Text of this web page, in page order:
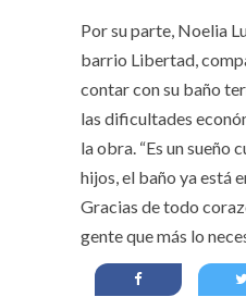
Por su parte, Noelia
barrio Libertad,
contar con su baño
las dificultades
la obra. “Es un sueño
hijos, el baño ya está
Gracias de todo
gente que más lo